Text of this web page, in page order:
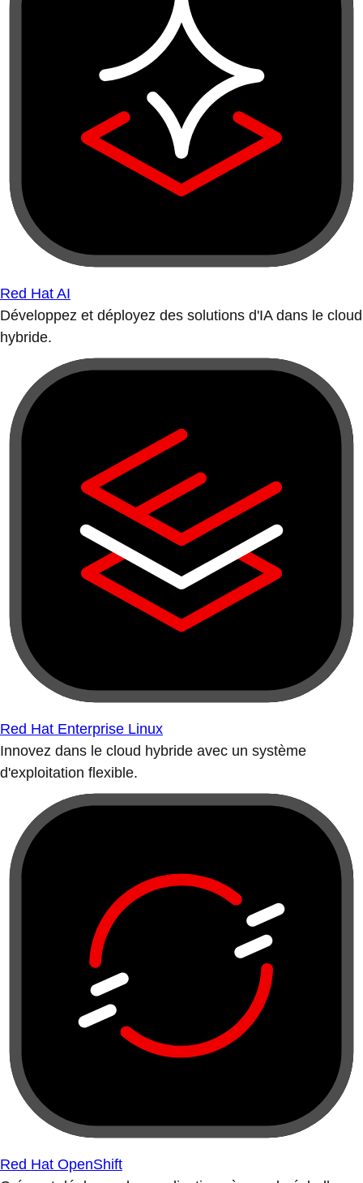
Red Hat AI
Développez et déployez des solutions d'IA dans le cloud
hybride.
Red Hat Enterprise Linux
Innovez dans le cloud hybride avec un système
d'exploitation flexible.
Red Hat OpenShift